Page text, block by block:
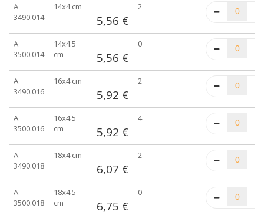
A
3490.014
14x4 cm
5,56 €
2
A
3500.014
14x4.5
cm
5,56 €
0
A
3490.016
16x4 cm
5,92 €
2
A
3500.016
16x4.5
cm
5,92 €
4
A
3490.018
18x4 cm
6,07 €
2
A
3500.018
18x4.5
cm
6,75 €
0